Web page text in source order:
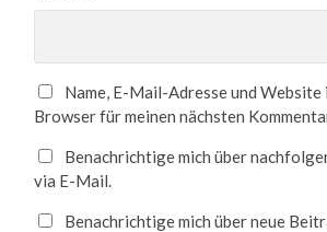
Name, E-Mail-Adresse und Website
Browser für meinen nächsten
Benachrichtige mich über
via E-Mail.
Benachrichtige mich über neue